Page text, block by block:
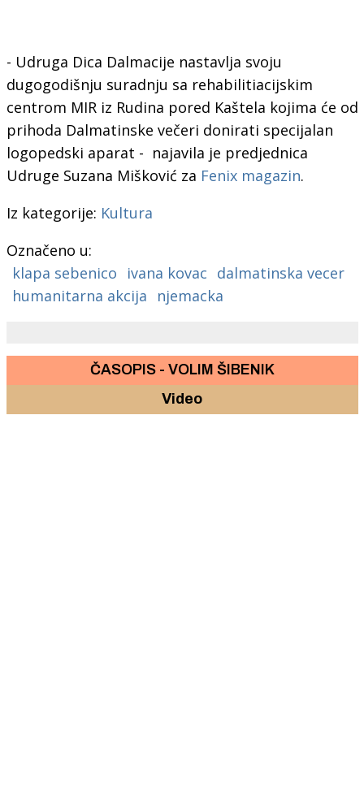
- Udruga Dica Dalmacije nastavlja svoju
dugogodišnju suradnju sa rehabilitiacijskim
centrom MIR iz Rudina pored Kaštela kojima će od
prihoda Dalmatinske večeri donirati specijalan
logopedski aparat - najavila je predjednica
Udruge Suzana Mišković za Fenix magazin.
Iz kategorije: Kultura
Označeno u:
klapa sebenico
ivana kovac dalmatinska vecer
humanitarna akcija
njemacka
ČASOPIS - VOLIM ŠIBENIK
Video